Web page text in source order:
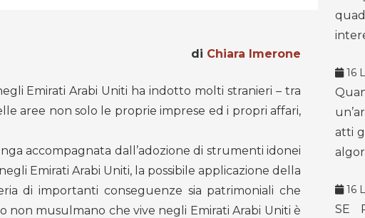
di Chiara Imerone
Emirati Arabi Uniti ha indotto molti stranieri – tra
aree non solo le proprie imprese ed i propri affari,
accompagnata dall’adozione di strumenti idonei
Emirati Arabi Uniti, la possibile applicazione della
di importanti conseguenze sia patrimoniali che
non musulmano che vive negli Emirati Arabi Uniti è
16
atti
16
SE